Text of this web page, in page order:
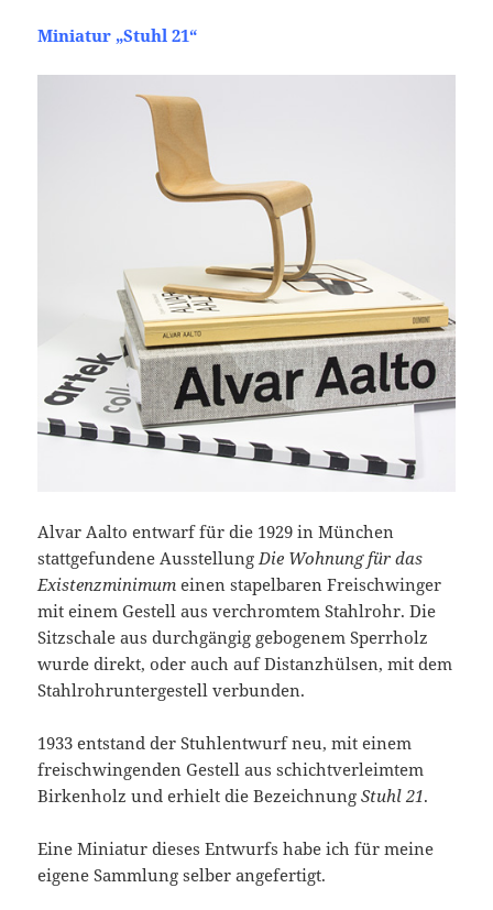
Miniatur „Stuhl 21“
Alvar Aalto entwarf für die 1929 in München
stattgefundene Ausstellung Die Wohnung für das
Existenzminimumeinen stapelbaren Freischwinger
mit einem Gestell aus verchromtem Stahlrohr. Die
Sitzschale aus durchgängig gebogenem Sperrholz
wurde direkt, oder auch auf Distanzhülsen, mit dem
Stahlrohruntergestell verbunden.
1933 entstand der Stuhlentwurf neu, mit einem
freischwingenden Gestell aus schichtverleimtem
Birkenholz und erhielt die BezeichnungStuhl 21.
Eine Miniatur dieses Entwurfs habe ich für meine
eigene Sammlung selber angefertigt.